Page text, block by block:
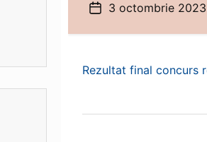
Dată3 octombrie 2023
Rezultat final concurs